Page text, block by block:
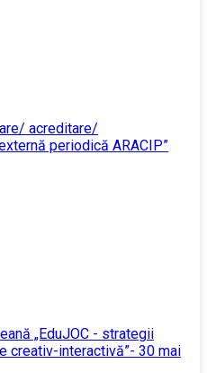
acreditare/
periodică ARACIP”
„EduJOC - strategii
creativ-interactivă”- 30 mai